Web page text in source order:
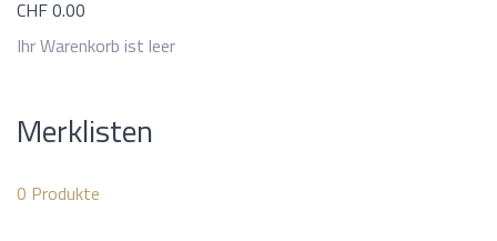
CHF0.00
Ihr Warenkorb ist leer
Merklisten
0 Produkte